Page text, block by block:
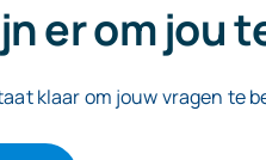
er om jou
klaar om jouw vragen te